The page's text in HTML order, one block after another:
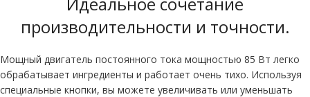
производительности и точности.
Мощный двигатель постоянного тока мощностью 85 Вт легко
обрабатывает ингредиенты и работает очень тихо. Используя
специальные кнопки, вы можете увеличивать или уменьшать